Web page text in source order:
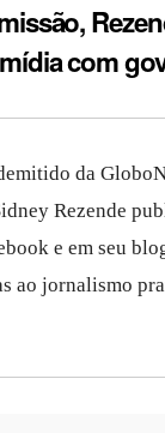
com
da
Rezende
e em seu
ao jornalismo